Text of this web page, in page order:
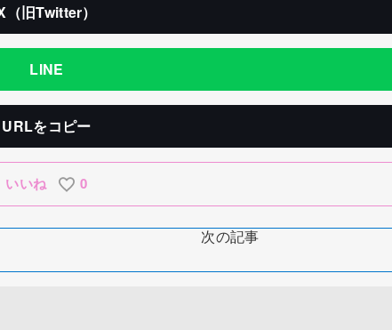
（旧Twitter）
LINE
URLをコピー
いいね 0
次の記事